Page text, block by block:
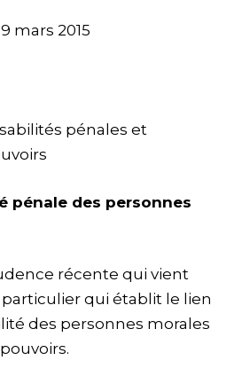
mars 2015
pénales et
pénale des personnes
récente qui vient
qui établit le lien
des personnes morales